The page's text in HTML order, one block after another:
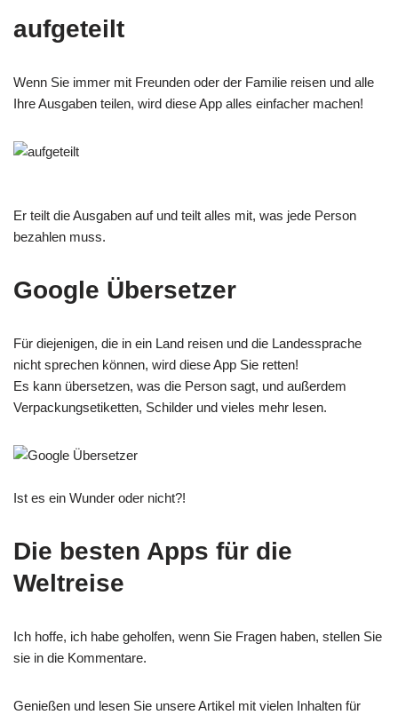
aufgeteilt
Wenn Sie immer mit Freunden oder der Familie reisen und alle
Ihre Ausgaben teilen, wird diese App alles einfacher machen!
Er teilt die Ausgaben auf und teilt alles mit, was jede Person
bezahlen muss.
Google Übersetzer
Für diejenigen, die in ein Land reisen und die Landessprache
nicht sprechen können, wird diese App Sie retten!
Es kann übersetzen, was die Person sagt, und außerdem
Verpackungsetiketten, Schilder und vieles mehr lesen.
Ist es ein Wunder oder nicht?!
Die besten Apps für die
Weltreise
Ich hoffe, ich habe geholfen, wenn Sie Fragen haben, stellen Sie
sie in die Kommentare.
Genießen und lesen Sie unsere Artikel mit vielen Inhalten für